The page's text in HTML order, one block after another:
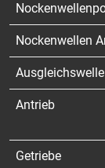
Nockenwellen
Ausgleichswelle
Antrieb
Getriebe